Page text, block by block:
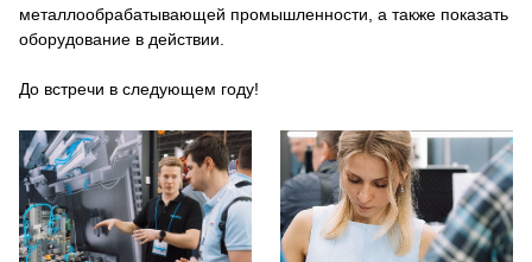
металлообрабатывающей промышленности, а также показать
оборудование в действии.
До встречи в следующем году!